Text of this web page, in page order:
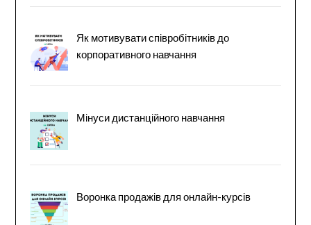
Як мотивувати співробітників до
корпоративного навчання
Мінуси дистанційного навчання
Воронка продажів для онлайн-курсів